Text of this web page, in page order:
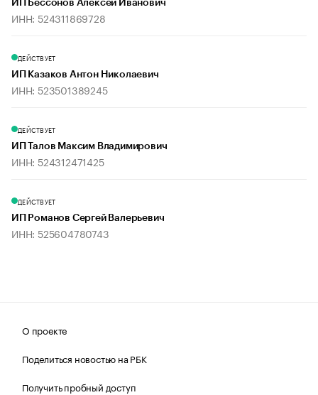
ИП Бессонов Алексей Иванович
ИНН: 524311869728
ДЕЙСТВУЕТ
ИП Казаков Антон Николаевич
ИНН: 523501389245
ДЕЙСТВУЕТ
ИП Талов Максим Владимирович
ИНН: 524312471425
ДЕЙСТВУЕТ
ИП Романов Сергей Валерьевич
ИНН: 525604780743
О проекте
Поделиться новостью на РБК
Получить пробный доступ